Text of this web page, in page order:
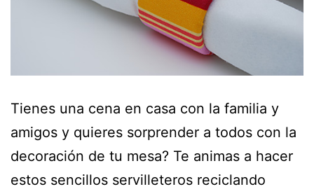
Tienes una cena en casa con la familia y
amigos y quieres sorprender a todos con la
decoración de tu mesa? Te animas a hacer
estos sencillos servilleteros reciclando